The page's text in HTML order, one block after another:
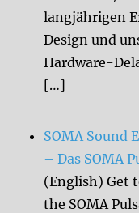
langjährigen
Design und
Hardware-
[…]
SOMA Sound
– Das SOMA
(English) Get
the SOMA